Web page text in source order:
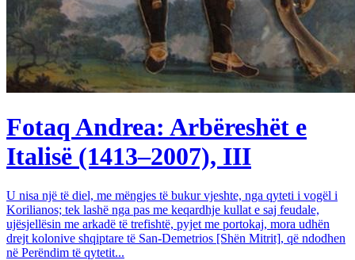
Fotaq Andrea: Arbëreshët e
Italisë (1413–2007), III
U nisa një të diel, me mëngjes të bukur vjeshte, nga qyteti i vogël i
Korilianos; tek lashë nga pas me keqardhje kullat e saj feudale,
ujësjellësin me arkadë të trefishtë, pyjet me portokaj, mora udhën
drejt kolonive shqiptare të San-Demetrios [Shën Mitrit], që ndodhen
në Perëndim të qytetit...